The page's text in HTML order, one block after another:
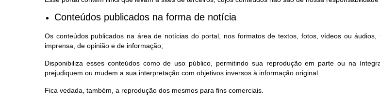
Conteúdos publicados na forma de notícia
Os conteúdos publicados na área de notícias do portal, nos formatos de textos, fotos, vídeos ou
imprensa, de opinião e de informação;
Disponibiliza esses conteúdos como de uso público, permitindo sua reprodução em parte ou na
prejudiquem ou mudem a sua interpretação com objetivos inversos à informação original.
Fica vedada, também, a reprodução dos mesmos para fins comerciais.